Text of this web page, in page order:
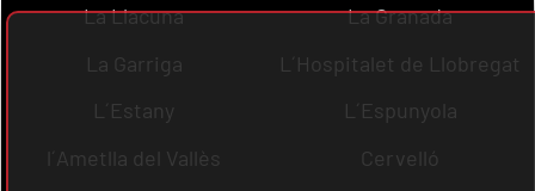
La Llacuna
La Granada
La Garriga
L´Hospitalet de Llobregat
L´Estany
L´Espunyola
l´Ametlla del Vallès
Cervelló